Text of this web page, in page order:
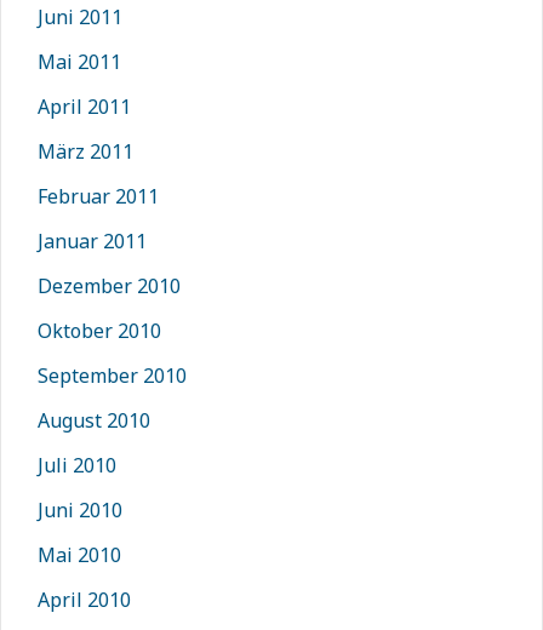
Juni 2011
Mai 2011
April 2011
März 2011
Februar 2011
Januar 2011
Dezember 2010
Oktober 2010
September 2010
August 2010
Juli 2010
Juni 2010
Mai 2010
April 2010